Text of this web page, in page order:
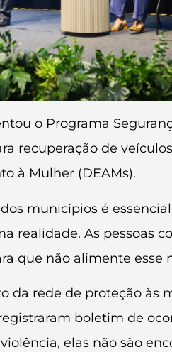
o Programa
recuperação de
à Mulher (DEAMs).
municípios é
realidade. As pessoas
que não alimente esse
da rede de proteção às
boletim de
elas não são